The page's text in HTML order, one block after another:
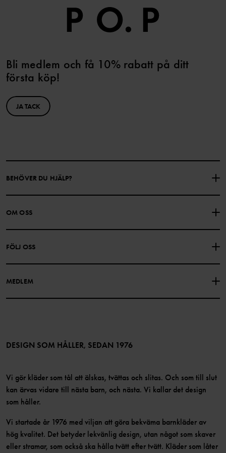
Bli medlem och få 10% rabatt på ditt
första köp!
JA TACK
BEHÖVER DU HJÄLP?
KONTAKTA OSS
PRESENTKORTSALDO KÖPVILLKOR
INTEGRITETSPOLICY
OM OSS
FÖLJ OSS
MEDLEM
Bli medlem
DESIGN SOM HÅLLER, SEDAN 1976
Vi gör kläder som tål att älskas, tvättas och slitas. Och som till slut
kan ärvas vidare till nästa barn, och nästa. Vi kallar det design
som håller.
Vi startade år 1976 med viljan att göra bekväma barnkläder av
hög kvalitet. Det betyder lekvänlig design, utan något som skaver
eller stramar, som också ska hålla tvätt efter tvätt. Kläder som låter